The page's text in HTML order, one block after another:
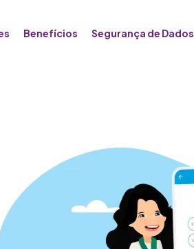
Benefícios Segurança de Dados